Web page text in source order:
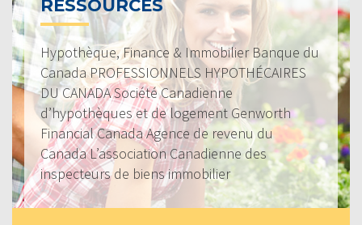
RESSOURCES
Hypothèque, Finance & Immobilier Banque du
Canada PROFESSIONNELS HYPOTHÉCAIRES
DU CANADA Société Canadienne
d’hypothèques et de logement Genworth
Financial Canada Agence de revenu du
Canada L’association Canadienne des
inspecteurs de biens immobilier